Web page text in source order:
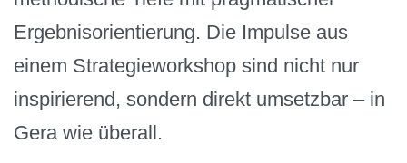
Ergebnisorientierung. Die Impulse aus
einem Strategieworkshop sind nicht nur
inspirierend, sondern direkt umsetzbar – in
Gera wie überall.